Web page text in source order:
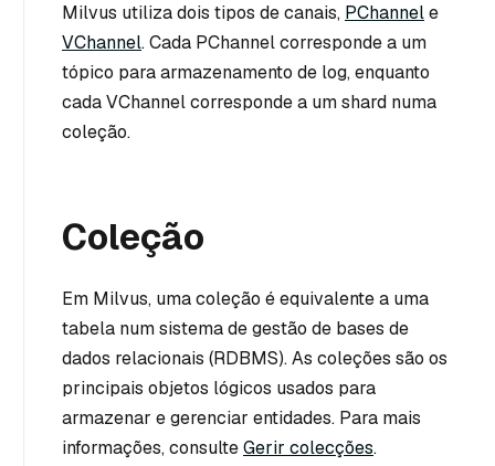
Milvus utiliza dois tipos de canais, PChannele
VChannel. Cada PChannel corresponde a um
tópico para armazenamento de log, enquanto
cada VChannel corresponde a um shard numa
coleção.
Coleção
Em Milvus, uma coleção é equivalente a uma
tabela num sistema de gestão de bases de
dados relacionais (RDBMS). As coleções são os
principais objetos lógicos usados para
armazenar e gerenciar entidades. Para mais
informações, consulteGerir colecções.